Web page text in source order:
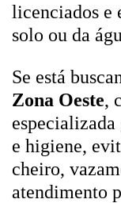
licenciados e
solo ou da
Se está
Zona Oeste,
e higiene,
cheiro,
atendimento